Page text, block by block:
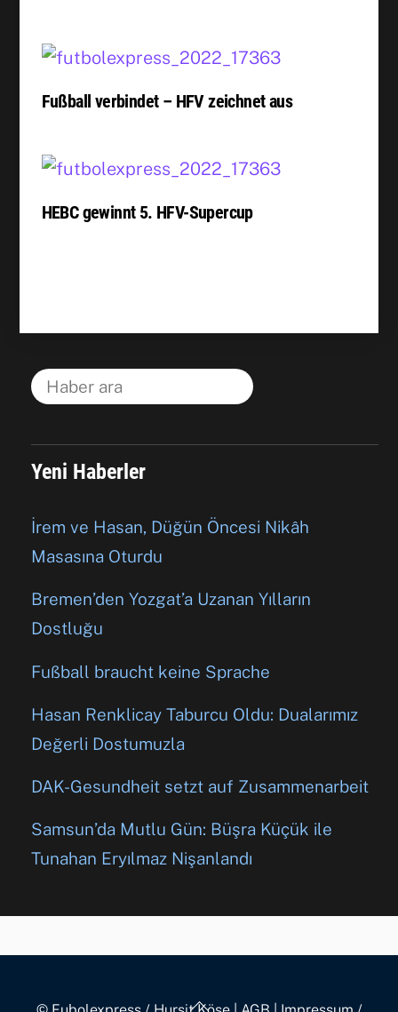
Fußball verbindet – HFV zeichnet aus
HEBC gewinnt 5. HFV-Supercup
Yeni Haberler
İrem ve Hasan, Düğün Öncesi Nikâh
Masasına Oturdu
Bremen’den Yozgat’a Uzanan Yılların
Dostluğu
Fußball braucht keine Sprache
Hasan Renklicay Taburcu Oldu: Dualarımız
Değerli Dostumuzla
DAK-Gesundheit setzt auf Zusammenarbeit
Samsun’da Mutlu Gün: Büşra Küçük ile
Tunahan Eryılmaz Nişanlandı
Back